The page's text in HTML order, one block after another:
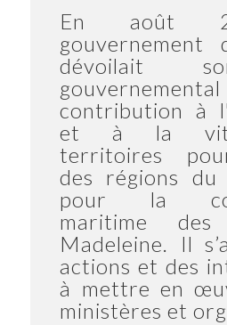
En août
gouvernement
dévoilait
contribution à
et à la
territoires
des régions du
pour la
maritime des
Madeleine. Il
actions et des
à mettre en
ministères et